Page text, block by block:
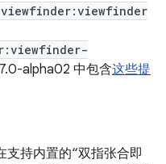
alpha02 中包含这些提
支持内置的“双指张合即